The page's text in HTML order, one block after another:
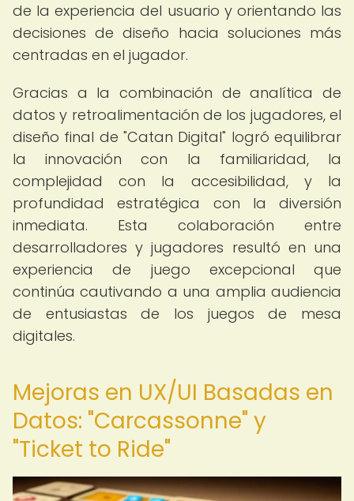
de la experiencia del usuario y orientando las
decisiones de diseño hacia soluciones más
centradas en el jugador.
Gracias a la combinación de analítica de
datos y retroalimentación de los jugadores, el
diseño final de "Catan Digital" logró equilibrar
la innovación con la familiaridad, la
complejidad con la accesibilidad, y la
profundidad estratégica con la diversión
inmediata. Esta colaboración entre
desarrolladores y jugadores resultó en una
experiencia de juego excepcional que
continúa cautivando a una amplia audiencia
de entusiastas de los juegos de mesa
digitales.
Mejoras en UX/UI Basadas en
Datos: "Carcassonne" y
"Ticket to Ride"